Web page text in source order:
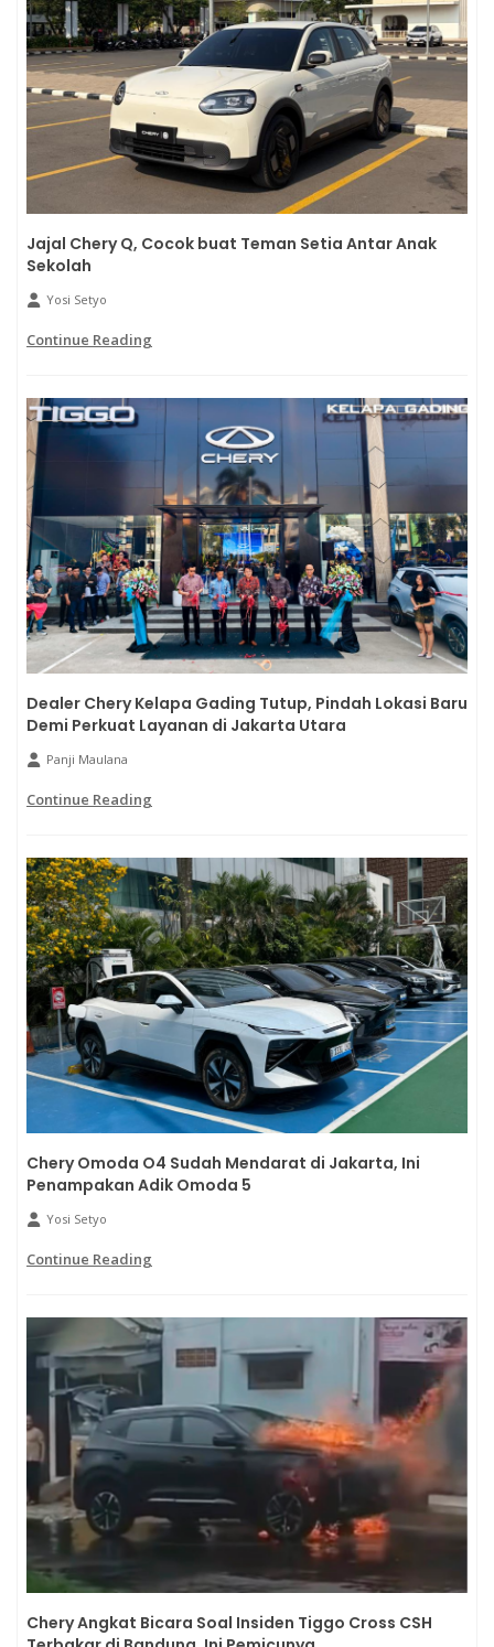
Jajal Chery Q, Cocok buat Teman Setia Antar Anak
Sekolah
Yosi Setyo
Continue Reading
Dealer Chery Kelapa Gading Tutup, Pindah Lokasi Baru
Demi Perkuat Layanan di Jakarta Utara
Panji Maulana
Continue Reading
Chery Omoda O4 Sudah Mendarat di Jakarta, Ini
Penampakan Adik Omoda 5
Yosi Setyo
Continue Reading
Chery Angkat Bicara Soal Insiden Tiggo Cross CSH